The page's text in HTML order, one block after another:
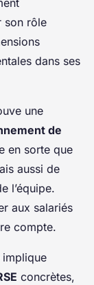
son rôle
dans ses
une
de
en sorte que
aussi de
l’équipe.
aux salariés
compte.
implique
concrètes,